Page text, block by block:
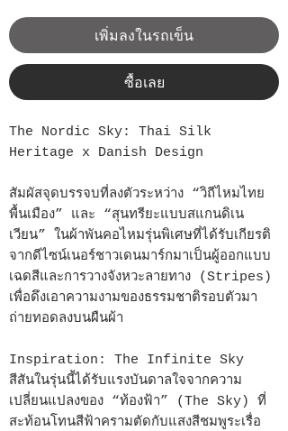
เพิ่มลงในรถเข็น
ซื้อเลย
The Nordic Sky: Thai Silk
Heritage x Danish Design
สัมผัสจุดบรรจบที่ลงตัวระหว่าง “วิถีไหมไทย
พื้นเมือง” และ “สุนทรียะแบบสแกนดิเน
เวียน” ในผ้าพันคอไหมรุ่นพิเศษที่ได้รับเกียรติ
จากดีไซน์เนอร์ชาวเดนมาร์กมาเป็นผู้ออกแบบ
เฉดสีและการวางจังหวะลายทาง (Stripes)
เพื่อดึงเอาความงามของธรรมชาติรอบตัวมา
ถ่ายทอดลงบนผืนผ้า
Inspiration: The Infinite Sky
สีสันในรุ่นนี้ได้รับแรงบันดาลใจจากความ
เปลี่ยนแปลงของ “ท้องฟ้า” (The Sky) ที่
สะท้อนโทนสีฟ้าครามตัดกับแสงสีชมพูระเรื่อ